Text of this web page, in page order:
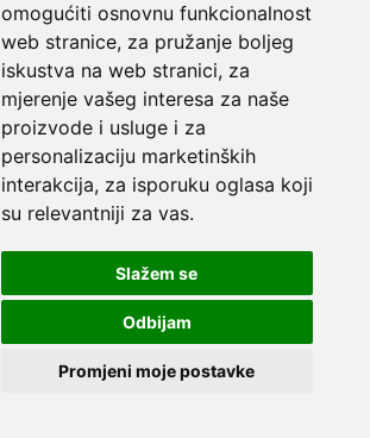
omogućiti osnovnu funkcionalnost
web stranice, za pružanje boljeg
iskustva na web stranici, za
mjerenje vašeg interesa za naše
proizvode i usluge i za
personalizaciju marketinških
interakcija, za isporuku oglasa koji
su relevantniji za vas.
Slažem se
Odbijam
Promjeni moje postavke